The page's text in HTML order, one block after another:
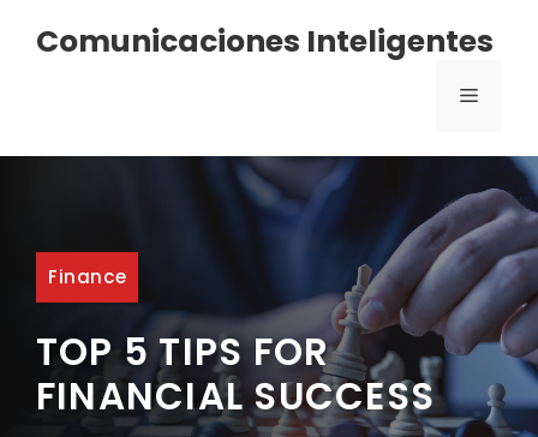
Comunicaciones Inteligentes
MENÚ
Finance
TOP 5 TIPS FOR
FINANCIAL SUCCESS